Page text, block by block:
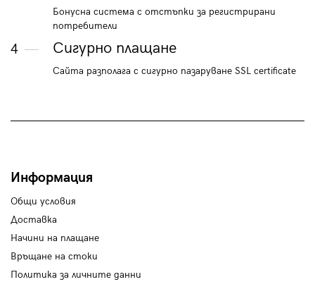
Бонусна система с отстъпки за регистрирани
потребители
4 Сигурно плащане
Сайта разполага с сигурно пазаруване SSL certificate
Информация
Общи условия
Доставка
Начини на плащане
Връщане на стоки
Политика за личните данни